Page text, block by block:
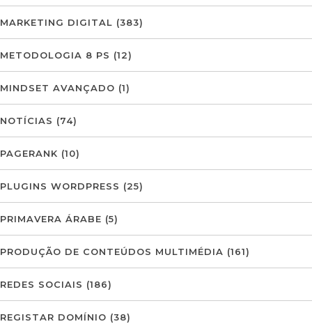
MARKETING DIGITAL (383)
METODOLOGIA 8 PS (12)
MINDSET AVANÇADO (1)
NOTÍCIAS (74)
PAGERANK (10)
PLUGINS WORDPRESS (25)
PRIMAVERA ÁRABE (5)
PRODUÇÃO DE CONTEÚDOS MULTIMÉDIA (161)
REDES SOCIAIS (186)
REGISTAR DOMÍNIO (38)